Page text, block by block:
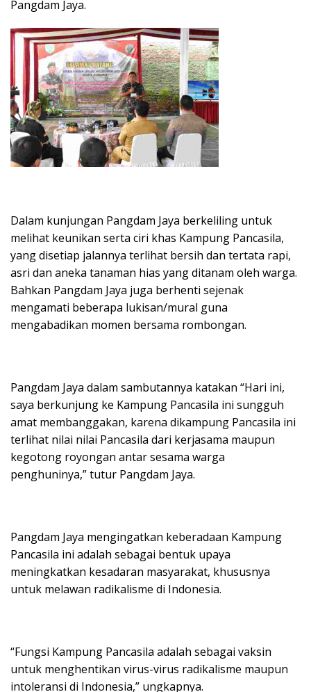
Pangdam Jaya.
Dalam kunjungan Pangdam Jaya berkeliling untuk
melihat keunikan serta ciri khas Kampung Pancasila,
yang disetiap jalannya terlihat bersih dan tertata rapi,
asri dan aneka tanaman hias yang ditanam oleh warga.
Bahkan Pangdam Jaya juga berhenti sejenak
mengamati beberapa lukisan/mural guna
mengabadikan momen bersama rombongan.
Pangdam Jaya dalam sambutannya katakan “Hari ini,
saya berkunjung ke Kampung Pancasila ini sungguh
amat membanggakan, karena dikampung Pancasila ini
terlihat nilai nilai Pancasila dari kerjasama maupun
kegotong royongan antar sesama warga
penghuninya,” tutur Pangdam Jaya.
Pangdam Jaya mengingatkan keberadaan Kampung
Pancasila ini adalah sebagai bentuk upaya
meningkatkan kesadaran masyarakat, khususnya
untuk melawan radikalisme di Indonesia.
“Fungsi Kampung Pancasila adalah sebagai vaksin
untuk menghentikan virus-virus radikalisme maupun
intoleransi di Indonesia,” ungkapnya.